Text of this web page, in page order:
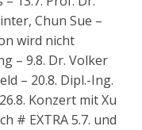
Chun Sue –
wird nicht
– 9.8. Dr. Volker
– 20.8. Dipl.-Ing.
Konzert mit Xu
# EXTRA 5.7. und